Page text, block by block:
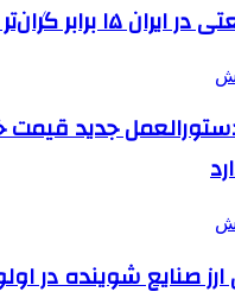
برابر گران‌تر از خانگی است
جدید قیمت
صنایع شوینده در